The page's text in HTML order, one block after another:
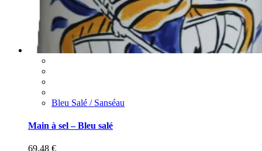
Bleu Salé / Sanséau
Main à sel – Bleu salé
69,48 €